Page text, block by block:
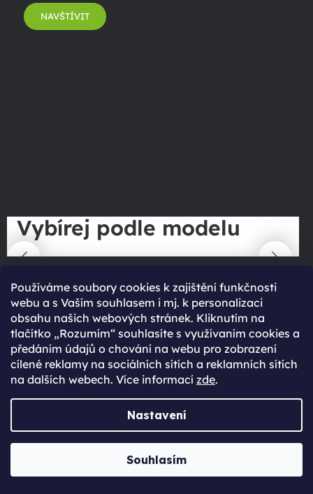
Používáme soubory cookies k zajištění funkčnosti
webu a s Vaším souhlasem i mj. k personalizaci
obsahu našich webových stránek. Kliknutím na
tlačítko „Rozumím“ souhlasíte s využívaním cookies a
předáním údajů o chování na webu pro zobrazení
cílené reklamy na sociálních sítích a reklamních sítích
na dalších webech. Více informací zde.
Nastavení
Souhlasím
NAVŠTÍVIT
Vybírej podle modelu
Novinky ze světa technologií
Přejít do magazínu